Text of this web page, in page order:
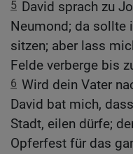
5 David sprach zu
Neumond; da sollte
sitzen; aber lass
Felde verberge bis
6 Wird dein Vater
David bat mich,
Stadt, eilen dürfe;
Opferfest für das